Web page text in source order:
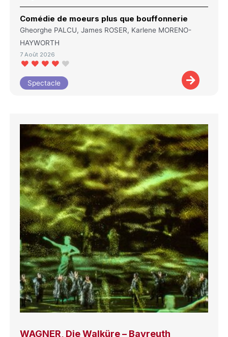
Comédie de moeurs plus que bouffonnerie
Gheorghe PALCU, James ROSER, Karlene MORENO-
HAYWORTH
7 Août 2026
Spectacle
WAGNER, Die Walküre – Bayreuth